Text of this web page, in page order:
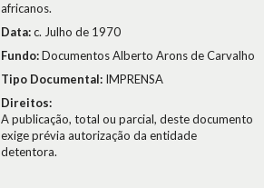
africanos.
Data:c. Julho de 1970
Fundo:Documentos Alberto Arons de Carvalho
Tipo Documental: IMPRENSA
Direitos:
A publicação, total ou parcial, deste documento
exige prévia autorização da entidade
detentora.